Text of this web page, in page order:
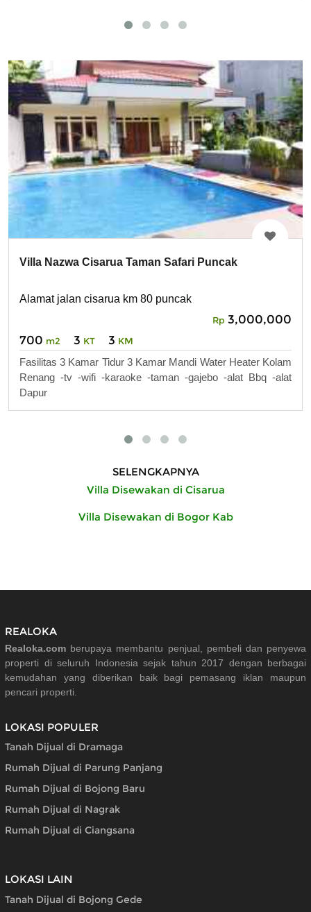
Villa Nazwa Cisarua Taman Safari Puncak
Alamat jalan cisarua km 80 puncak
Rp 3,000,000
700 m2 3 KT 3 KM
Fasilitas 3 Kamar Tidur 3 Kamar Mandi Water Heater Kolam
Renang -tv -wifi -karaoke -taman -gajebo -alat Bbq -alat
Dapur
SELENGKAPNYA
Villa Disewakan di Cisarua
Villa Disewakan di Bogor Kab
REALOKA
Realoka.com berupaya membantu penjual, pembeli dan penyewa
properti di seluruh Indonesia sejak tahun 2017 dengan berbagai
kemudahan yang diberikan baik bagi pemasang iklan maupun
pencari properti.
LOKASI POPULER
Tanah Dijual di Dramaga
Rumah Dijual di Parung Panjang
Rumah Dijual di Bojong Baru
Rumah Dijual di Nagrak
Rumah Dijual di Ciangsana
LOKASI LAIN
Tanah Dijual di Bojong Gede